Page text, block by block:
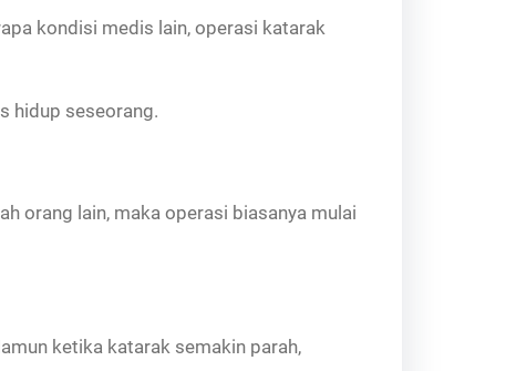
kondisi medis lain, operasi katarak
hidup seseorang.
orang lain, maka operasi biasanya mulai
ketika katarak semakin parah,